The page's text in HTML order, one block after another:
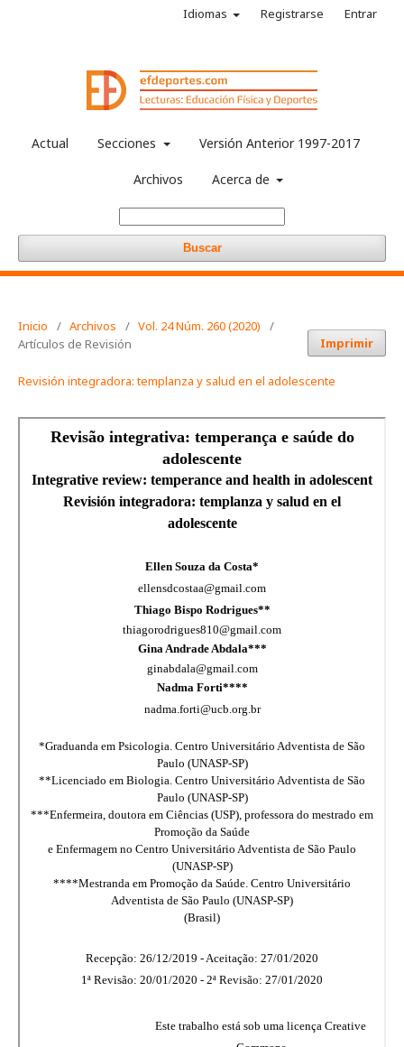
Actual Secciones Versión Anterior 1997-2017
Archivos Acerca de
Buscar
Idiomas Registrarse Entrar
Inicio / Archivos / Vol. 24 Núm. 260 (2020)
/
Artículos de Revisión
Imprimir
Revisión integradora: templanza y salud en el adolescente